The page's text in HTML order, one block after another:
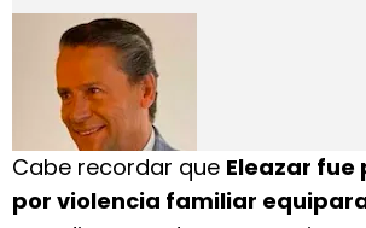
Cabe recordar que Eleazar fue
por violencia familiar